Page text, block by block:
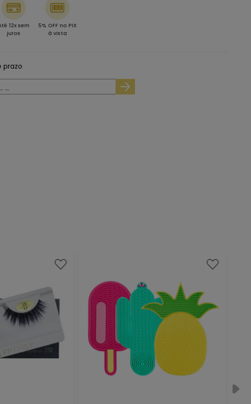
12x sem
juros
5% OFF no PIX
à vista
prazo